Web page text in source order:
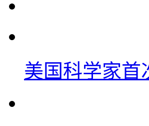
美国科学家